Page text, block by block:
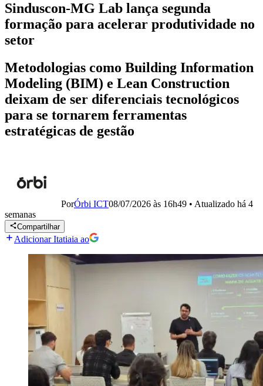
Sinduscon-MG Lab lança segunda
formação para acelerar produtividade no
setor
Metodologias como Building Information
Modeling (BIM) e Lean Construction
deixam de ser diferenciais tecnológicos
para se tornarem ferramentas
estratégicas de gestão
PorÓrbi ICT08/07/2026 às 16h49 • Atualizado há 4
semanas
Compartilhar
Adicionar Itatiaia ao